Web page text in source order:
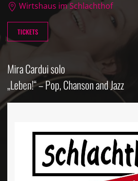
Wirtshaus im Schlachthof
TICKETS
Mira Cardui solo
„Leben!“ – Pop, Chanson and Jazz